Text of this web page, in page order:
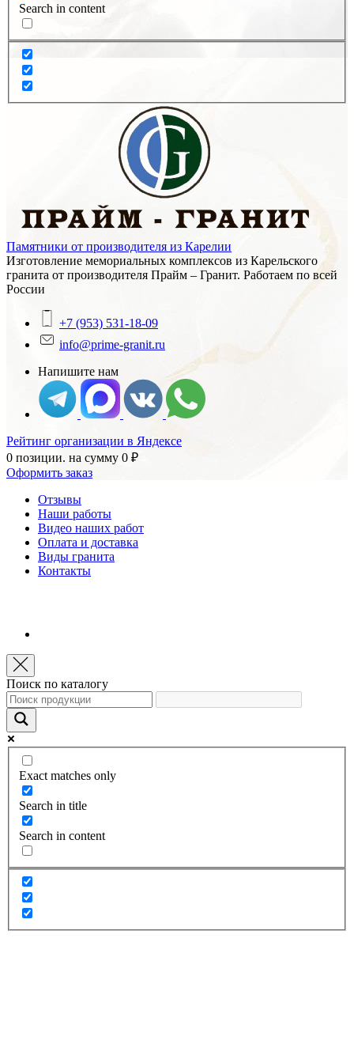
Search in content
Памятники от производителя из Карелии
Изготовление мемориальных комплексов из Карельского
гранита от производителя Прайм – Гранит. Работаем по всей
России
+7 (953) 531-18-09
info@prime-granit.ru
Напишите нам
Рейтинг организации в Яндексе
0 позиции. на сумму 0 ₽
Оформить заказ
Отзывы
Наши работы
Видео наших работ
Оплата и доставка
Виды гранита
Контакты
Поиск по каталогу
Exact matches only
Search in title
Search in content